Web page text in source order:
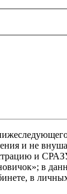
и не
и
в
в